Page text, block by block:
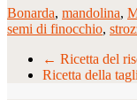
Bonarda, mandolina,
semi di finocchio,
← Ricetta del
Ricetta della